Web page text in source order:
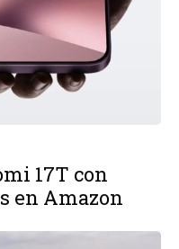
17T con
en Amazon